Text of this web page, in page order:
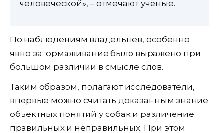
человеческой», – отмечают ученые.
По наблюдениям владельцев, особенно
явно затормаживание было выражено при
большом различии в смысле слов.
Таким образом, полагают исследователи,
впервые можно считать доказанным знание
объектных понятий у собак и различение
правильных и неправильных. При этом